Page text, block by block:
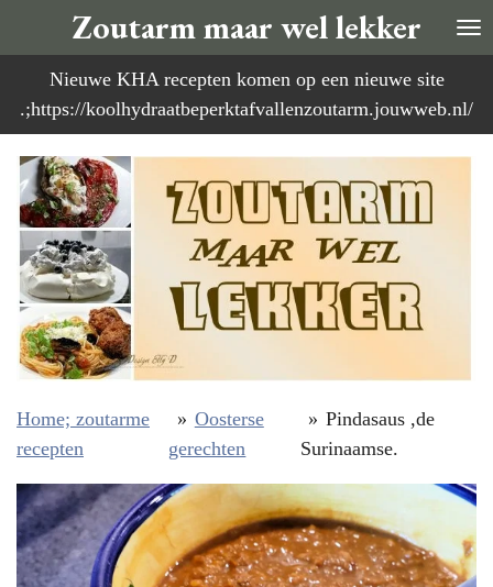
direct
naar
de
Zoutarm maar wel lekker
Nieuwe KHA recepten komen op een nieuwe site
.;https://koolhydraatbeperktafvallenzoutarm.jouwweb.nl/
Home; zoutarme
recepten
» Oosterse
gerechten
» Pindasaus ,de
Surinaamse.